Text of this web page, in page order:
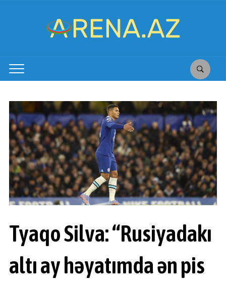
Tyaqo Silva: “Rusiyadakı
altı ay həyatımda ən pis